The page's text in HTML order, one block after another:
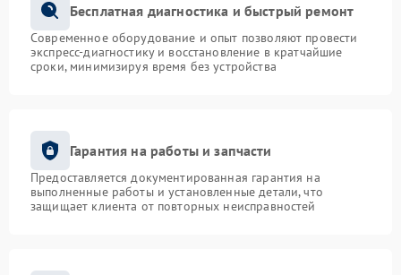
Бесплатная диагностика и быстрый ремонт
Современное оборудование и опыт позволяют провести
экспресс-диагностику и восстановление в кратчайшие
сроки, минимизируя время без устройства
Гарантия на работы и запчасти
Предоставляется документированная гарантия на
выполненные работы и установленные детали, что
защищает клиента от повторных неисправностей